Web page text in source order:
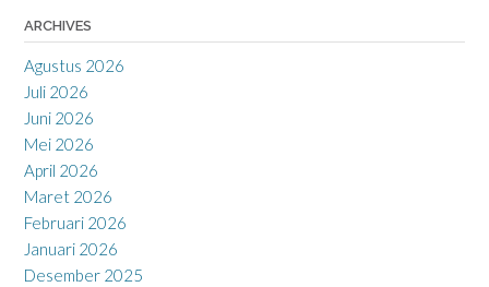
ARCHIVES
Agustus 2026
Juli 2026
Juni 2026
Mei 2026
April 2026
Maret 2026
Februari 2026
Januari 2026
Desember 2025